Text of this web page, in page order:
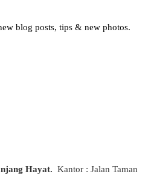
blog posts, tips & new photos.
Hayat. Kantor : Jalan Taman